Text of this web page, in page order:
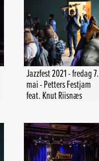
Jazzfest 2021 - fredag 7.
mai - Petters Festjam
feat. Knut Riisnæs